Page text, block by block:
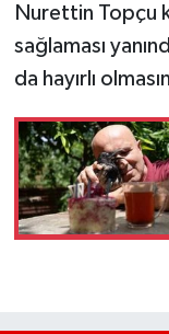
Nurettin Topçu
sağlaması
da hayırlı